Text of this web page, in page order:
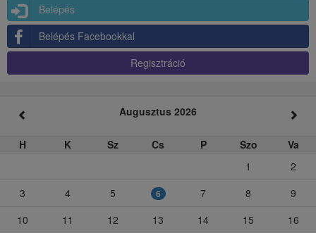
Belépés
Belépés Facebookkal
Regisztráció
Augusztus 2026
H K Sz Cs P Szo
Va
1
2
3
4 5 6 7 8
9
10
11 12 13 14 15
16